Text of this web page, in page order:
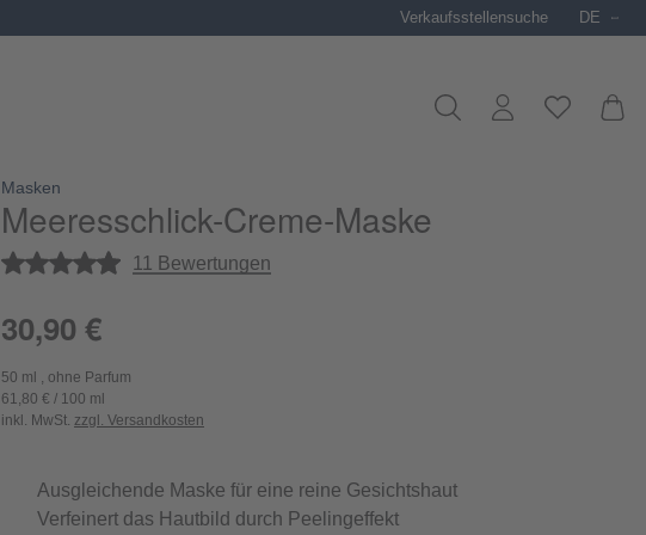
Verkaufsstellensuche DE
30,90 €
50 ml , ohne Parfum
61,80 € / 100 ml
inkl. MwSt. zzgl. Versandkosten
Ausgleichende Maske für eine reine Gesichtshaut
Verfeinert das Hautbild durch Peelingeffekt
Masken
Meeresschlick-Creme-Maske
Durchschnittliche Bewertung von 4.9 von 5 Sternen
11 Bewertungen